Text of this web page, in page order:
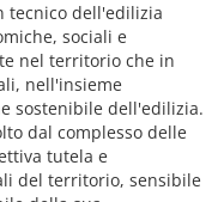
tecnico dell'edilizia
sociali e
nel territorio che in
nell'insieme
sostenibile dell'edilizia.
dal complesso delle
tutela e
del territorio, sensibile